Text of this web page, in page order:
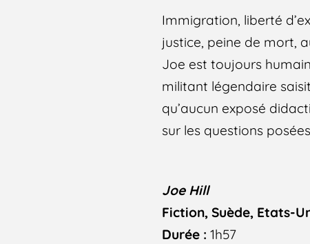
Immigration, liberté
justice, peine de mort,
Joe est toujours
militant légendaire
qu’aucun exposé
sur les questions
Joe Hill
Fiction, Suède, Etats-
Durée : 1h57